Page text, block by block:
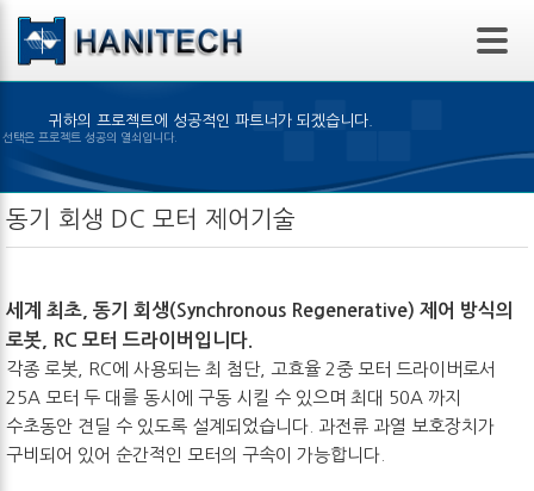
본문 바로가기
귀하의 프로젝트에 성공적인 파트너가 되겠습니다.
알맞은 제품의 선택은 프로젝트 성공의 열쇠입니다.
동기 회생 DC 모터 제어기술
세계 최초, 동기 회생(Synchronous Regenerative) 제어 방식의
로봇, RC 모터 드라이버입니다.
각종 로봇, RC에 사용되는 최 첨단, 고효율 2중 모터 드라이버로서
25A 모터 두 대를 동시에 구동 시킬 수 있으며 최대 50A 까지
수초동안 견딜 수 있도록 설계되었습니다. 과전류 과열 보호장치가
구비되어 있어 순간적인 모터의 구속이 가능합니다.